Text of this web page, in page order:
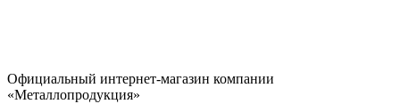
Официальный интернет-магазин компании
«Металлопродукция»